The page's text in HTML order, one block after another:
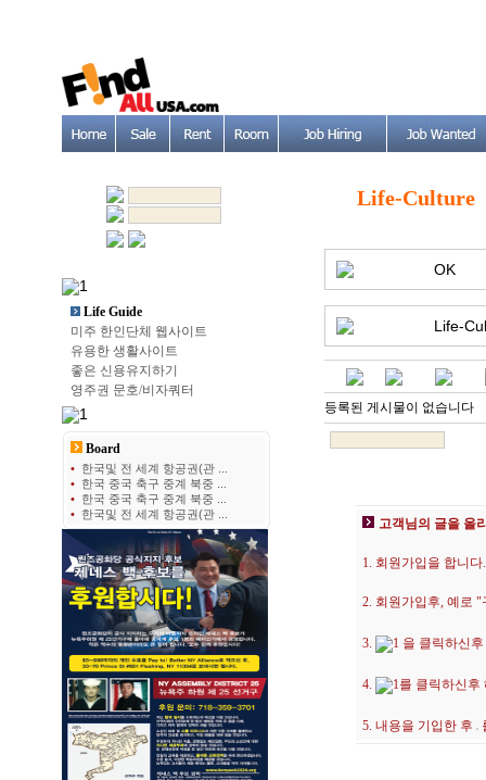
Life Guide
미주 한인단체 웹사이트
유용한 생활사이트
좋은 신용유지하기
영주권 문호/비자쿼터
Board
• 한국및 전 세계 항공권(관 ...
• 한국 중국 축구 중계 북중 ...
• 한국 중국 축구 중계 북중 ...
• 한국및 전 세계 항공권(관 ...
Life-Culture
OK
Life-
등록된 게시물이 없습니다
고객님의 글을 올
1. 회원가입을 합니다.
2. 회원가입후, 예로
3. 을 클릭하신
4. 를 클릭하신후
5. 내용을 기입한 후